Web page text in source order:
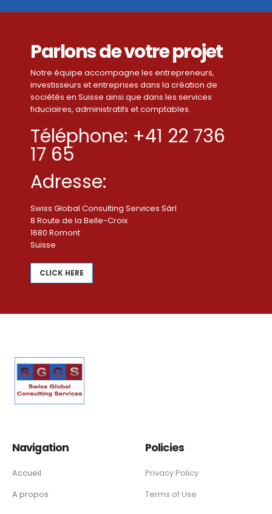
Parlons de votre projet
Notre équipe accompagne les entrepreneurs,
investisseurs et entreprises dans la création de
sociétés en Suisse ainsi que dans les services
fiduciaires, administratifs et comptables.
Téléphone: +41 22 736
17 65
Adresse:
Swiss Global Consulting Services Sàrl
8 Route de la Belle-Croix
1680 Romont
Suisse
CLICK HERE
Navigation
Accueil
A propos
Policies
Privacy Policy
Terms of Use